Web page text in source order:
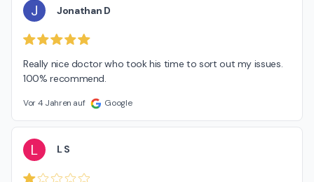
J Jonathan D
Really nice doctor who took his time to sort out my issues.
100% recommend.
Vor 4 Jahren auf Google
L L S